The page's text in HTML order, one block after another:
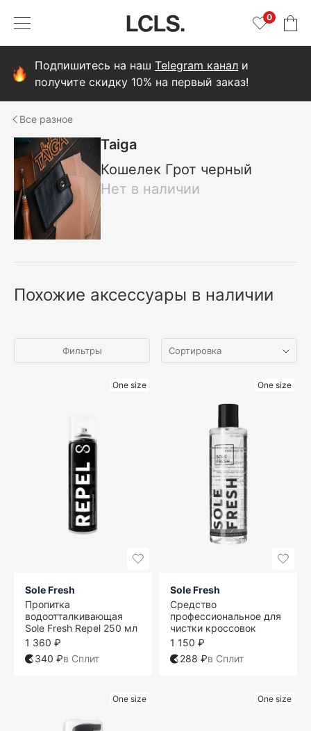
0
Подпишитесь на наш Telegram канал и
получите скидку 10% на первый заказ!
разное
Taiga
Кошелек Грот черный
Нет в наличии
Похожие аксессуары в наличии
Фильтры
One size
Sole Fresh
Пропитка
водоотталкивающая
Sole Fresh Repel 250 мл
1 360 ₽
340 ₽в Сплит
One size
Sole Fresh
Средство
профессиональное для
чистки кроссовок
1 150 ₽
288 ₽в Сплит
One size One size